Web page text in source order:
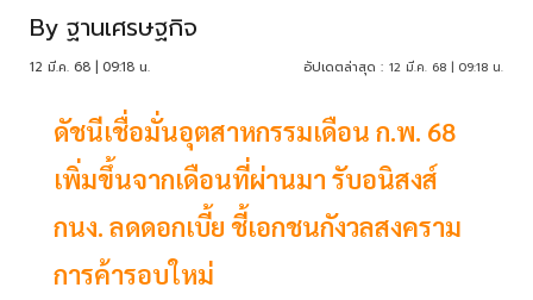
By ฐานเศรษฐกิจ
12 มี.ค. 68 | 09:18 น. อัปเดตล่าสุด : 12 มี.ค. 68 | 09:18 น.
ดัชนีเชื่อมั่นอุตสาหกรรมเดือน ก.พ. 68
เพิ่มขึ้นจากเดือนที่ผ่านมา รับอนิสงส์
กนง. ลดดอกเบี้ย ชี้เอกชนกังวลสงคราม
การค้ารอบใหม่